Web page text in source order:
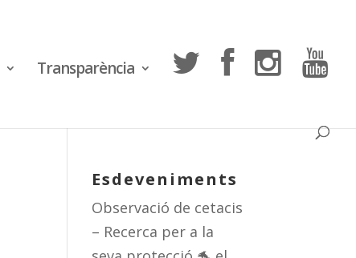
Transparència
Esdeveniments
Observació de cetacis
– Recerca per a la